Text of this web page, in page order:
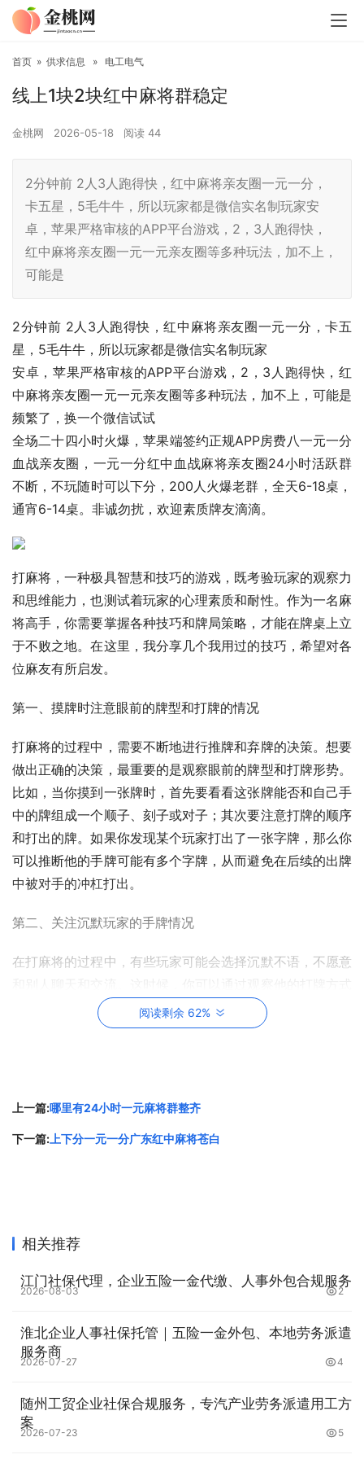
首页 » 供求信息 » 电工电气
线上1块2块红中麻将群稳定
金桃网 2026-05-18 阅读 44
2分钟前 2人3人跑得快，红中麻将亲友圈一元一分，
卡五星，5毛牛牛，所以玩家都是微信实名制玩家安
卓，苹果严格审核的APP平台游戏，2，3人跑得快，
红中麻将亲友圈一元一元亲友圈等多种玩法，加不上，
可能是
2分钟前 2人3人跑得快，红中麻将亲友圈一元一分，卡五
星，5毛牛牛，所以玩家都是微信实名制玩家
安卓，苹果严格审核的APP平台游戏，2，3人跑得快，红
中麻将亲友圈一元一元亲友圈等多种玩法，加不上，可能是
频繁了，换一个微信试试
全场二十四小时火爆，苹果端签约正规APP房费八一元一分
血战亲友圈，一元一分红中血战麻将亲友圈24小时活跃群
不断，不玩随时可以下分，200人火爆老群，全天6-18桌，
通宵6-14桌。非诚勿扰，欢迎素质牌友滴滴。
打麻将，一种极具智慧和技巧的游戏，既考验玩家的观察力
和思维能力，也测试着玩家的心理素质和耐性。作为一名麻
将高手，你需要掌握各种技巧和牌局策略，才能在牌桌上立
于不败之地。在这里，我分享几个我用过的技巧，希望对各
位麻友有所启发。
第一、摸牌时注意眼前的牌型和打牌的情况
打麻将的过程中，需要不断地进行推牌和弃牌的决策。想要
做出正确的决策，最重要的是观察眼前的牌型和打牌形势。
比如，当你摸到一张牌时，首先要看看这张牌能否和自己手
中的牌组成一个顺子、刻子或对子；其次要注意打牌的顺序
和打出的牌。如果你发现某个玩家打出了一张字牌，那么你
可以推断他的手牌可能有多个字牌，从而避免在后续的出牌
中被对手的冲杠打出。
第二、关注沉默玩家的手牌情况
在打麻将的过程中，有些玩家可能会选择沉默不语，不愿意
和出牌顺序，猜测他的手牌情况。比如，如果他出牌时总是
优先打出两张一样的牌，可能就是在为下一步打出一个刻子
第三、灵活使用暗杠和明杠
如，当你的手牌中已经有了自己的刻子，而对手的手牌中还
的胡牌范围，并让对手的手牌更加不稳定。
第四、主动出牌稳住局面
在麻将游戏中，局面的变化是非常快速的，一张牌的选择错
紧握局势，做出正确的决策。有时候，你需要主动出牌来稳
住局面，比如选择一张比较平稳的牌打出，避免打出一张打
阅读剩余 62%
上一篇:哪里有24小时一元麻将群整齐
下一篇: 上下分一元一分广东红中麻将苍白
相关推荐
江门社保代理，企业五险一金代缴、人事外包合规服务
2026-08-03 2
淮北企业人事社保托管｜五险一金外包、本地劳务派遣
服务商
2026-07-27 4
随州工贸企业社保合规服务，专汽产业劳务派遣用工方
案
2026-07-23 5